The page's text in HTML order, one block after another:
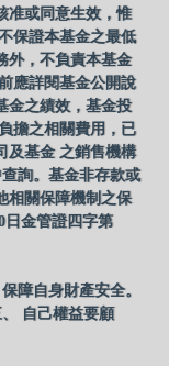
准或同意生效，惟
保證本基金之最低
外，不負責本基金
應詳閱基金公開說
金之績效，基金投
擔之相關費用，已
及基金 之銷售機構
詢。基金非存款或
相關保障機制之保
日金管證四字第
障自身財產安全。
自己權益要顧